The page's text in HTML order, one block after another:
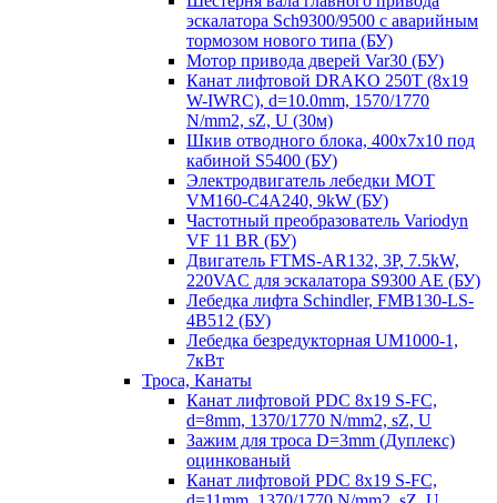
эскалатора Sch9300/9500 с аварийным
тормозом нового типа (БУ)
Мотор привода дверей Var30 (БУ)
Канат лифтовой DRAKO 250T (8x19
W-IWRC), d=10.0mm, 1570/1770
N/mm2, sZ, U (30м)
Шкив отводного блока, 400х7х10 под
кабиной S5400 (БУ)
Электродвигатель лебедки MOT
VM160-C4A240, 9kW (БУ)
Частотный преобразователь Variodyn
VF 11 BR (БУ)
Двигатель FTMS-AR132, 3P, 7.5kW,
220VAC для эскалатора S9300 AE (БУ)
Лебедка лифта Schindler, FMB130-LS-
4B512 (БУ)
Лебедка безредукторная UM1000-1,
7кВт
Троса, Канаты
Канат лифтовой PDC 8x19 S-FC,
d=8mm, 1370/1770 N/mm2, sZ, U
Зажим для троса D=3mm (Дуплекс)
оцинкованый
Канат лифтовой PDC 8x19 S-FC,